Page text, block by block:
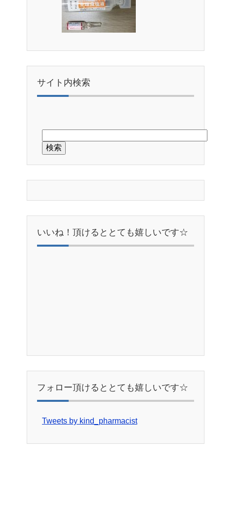
サイト内検索
いいね！頂けるととても嬉しいです☆
フォロー頂けるととても嬉しいです☆
Tweets by kind_pharmacist